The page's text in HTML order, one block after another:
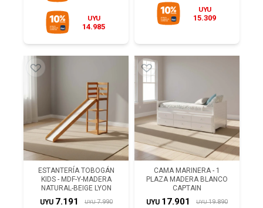
UYU
14.985
UYU
15.309
ESTANTERÍA TOBOGÁN
KIDS - MDF-Y-MADERA
NATURAL-BEIGE LYON
UYU 7.191 UYU 7.990
CAMA MARINERA - 1
PLAZA MADERA BLANCO
CAPTAIN
UYU 17.901 UYU 19.890